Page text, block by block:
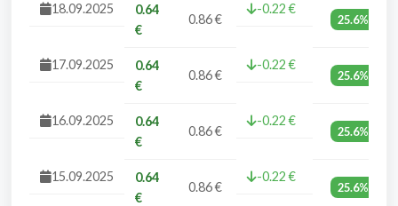
18.09.2025
0.64
€
0.86 €
-0.22 €
25.6%
17.09.2025
0.64
€
0.86 €
-0.22 €
25.6%
16.09.2025
0.64
€
0.86 €
-0.22 €
25.6%
15.09.2025
0.64
€
0.86 €
-0.22 €
25.6%